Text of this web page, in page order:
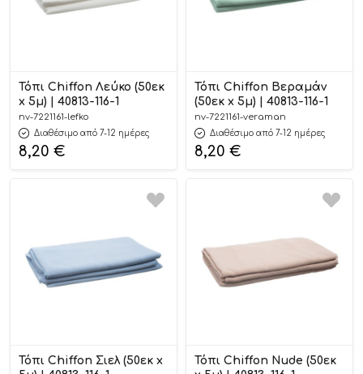
Τόπι Chiffon Λεύκο (50εκ
x 5μ) | 40813-116-1
nv-7221161-lefko
Διαθέσιμο από 7-12 ημέρες
8,20 €
Τόπι Chiffon Βεραμάν
(50εκ x 5μ) | 40813-116-1
nv-7221161-veraman
Διαθέσιμο από 7-12 ημέρες
8,20 €
Τόπι Chiffon Σιελ (50εκ x
Τόπι Chiffon Nude (50εκ